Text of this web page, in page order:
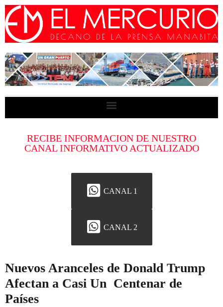
RECIBE INFORMACION DE NUESTRO
CANAL INFORMATIVO ACTUALIZADO
CANAL 1
CANAL 2
Nuevos Aranceles de Donald Trump
Afectan a Casi Un Centenar de
Países